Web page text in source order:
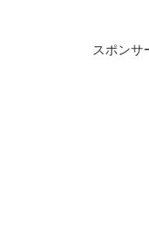
スポンサ